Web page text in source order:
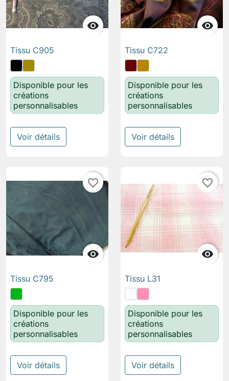

Tissu C905
Disponible pour les
créations
personnalisables
Voir détails

Tissu C722
Disponible pour les
créations
personnalisables
Voir détails

favorite_border
Tissu C795
Disponible pour les
créations
personnalisables
Voir détails

favorite_border
Tissu L31
Disponible pour les
créations
personnalisables
Voir détails